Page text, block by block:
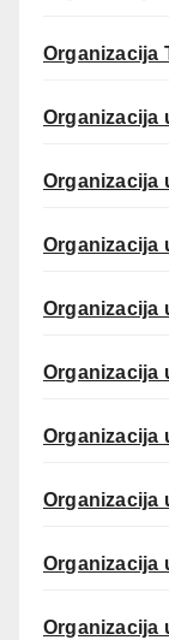
Organizacija
Organizacija
Organizacija
Organizacija
Organizacija
Organizacija
Organizacija
Organizacija
Organizacija
Organizacija